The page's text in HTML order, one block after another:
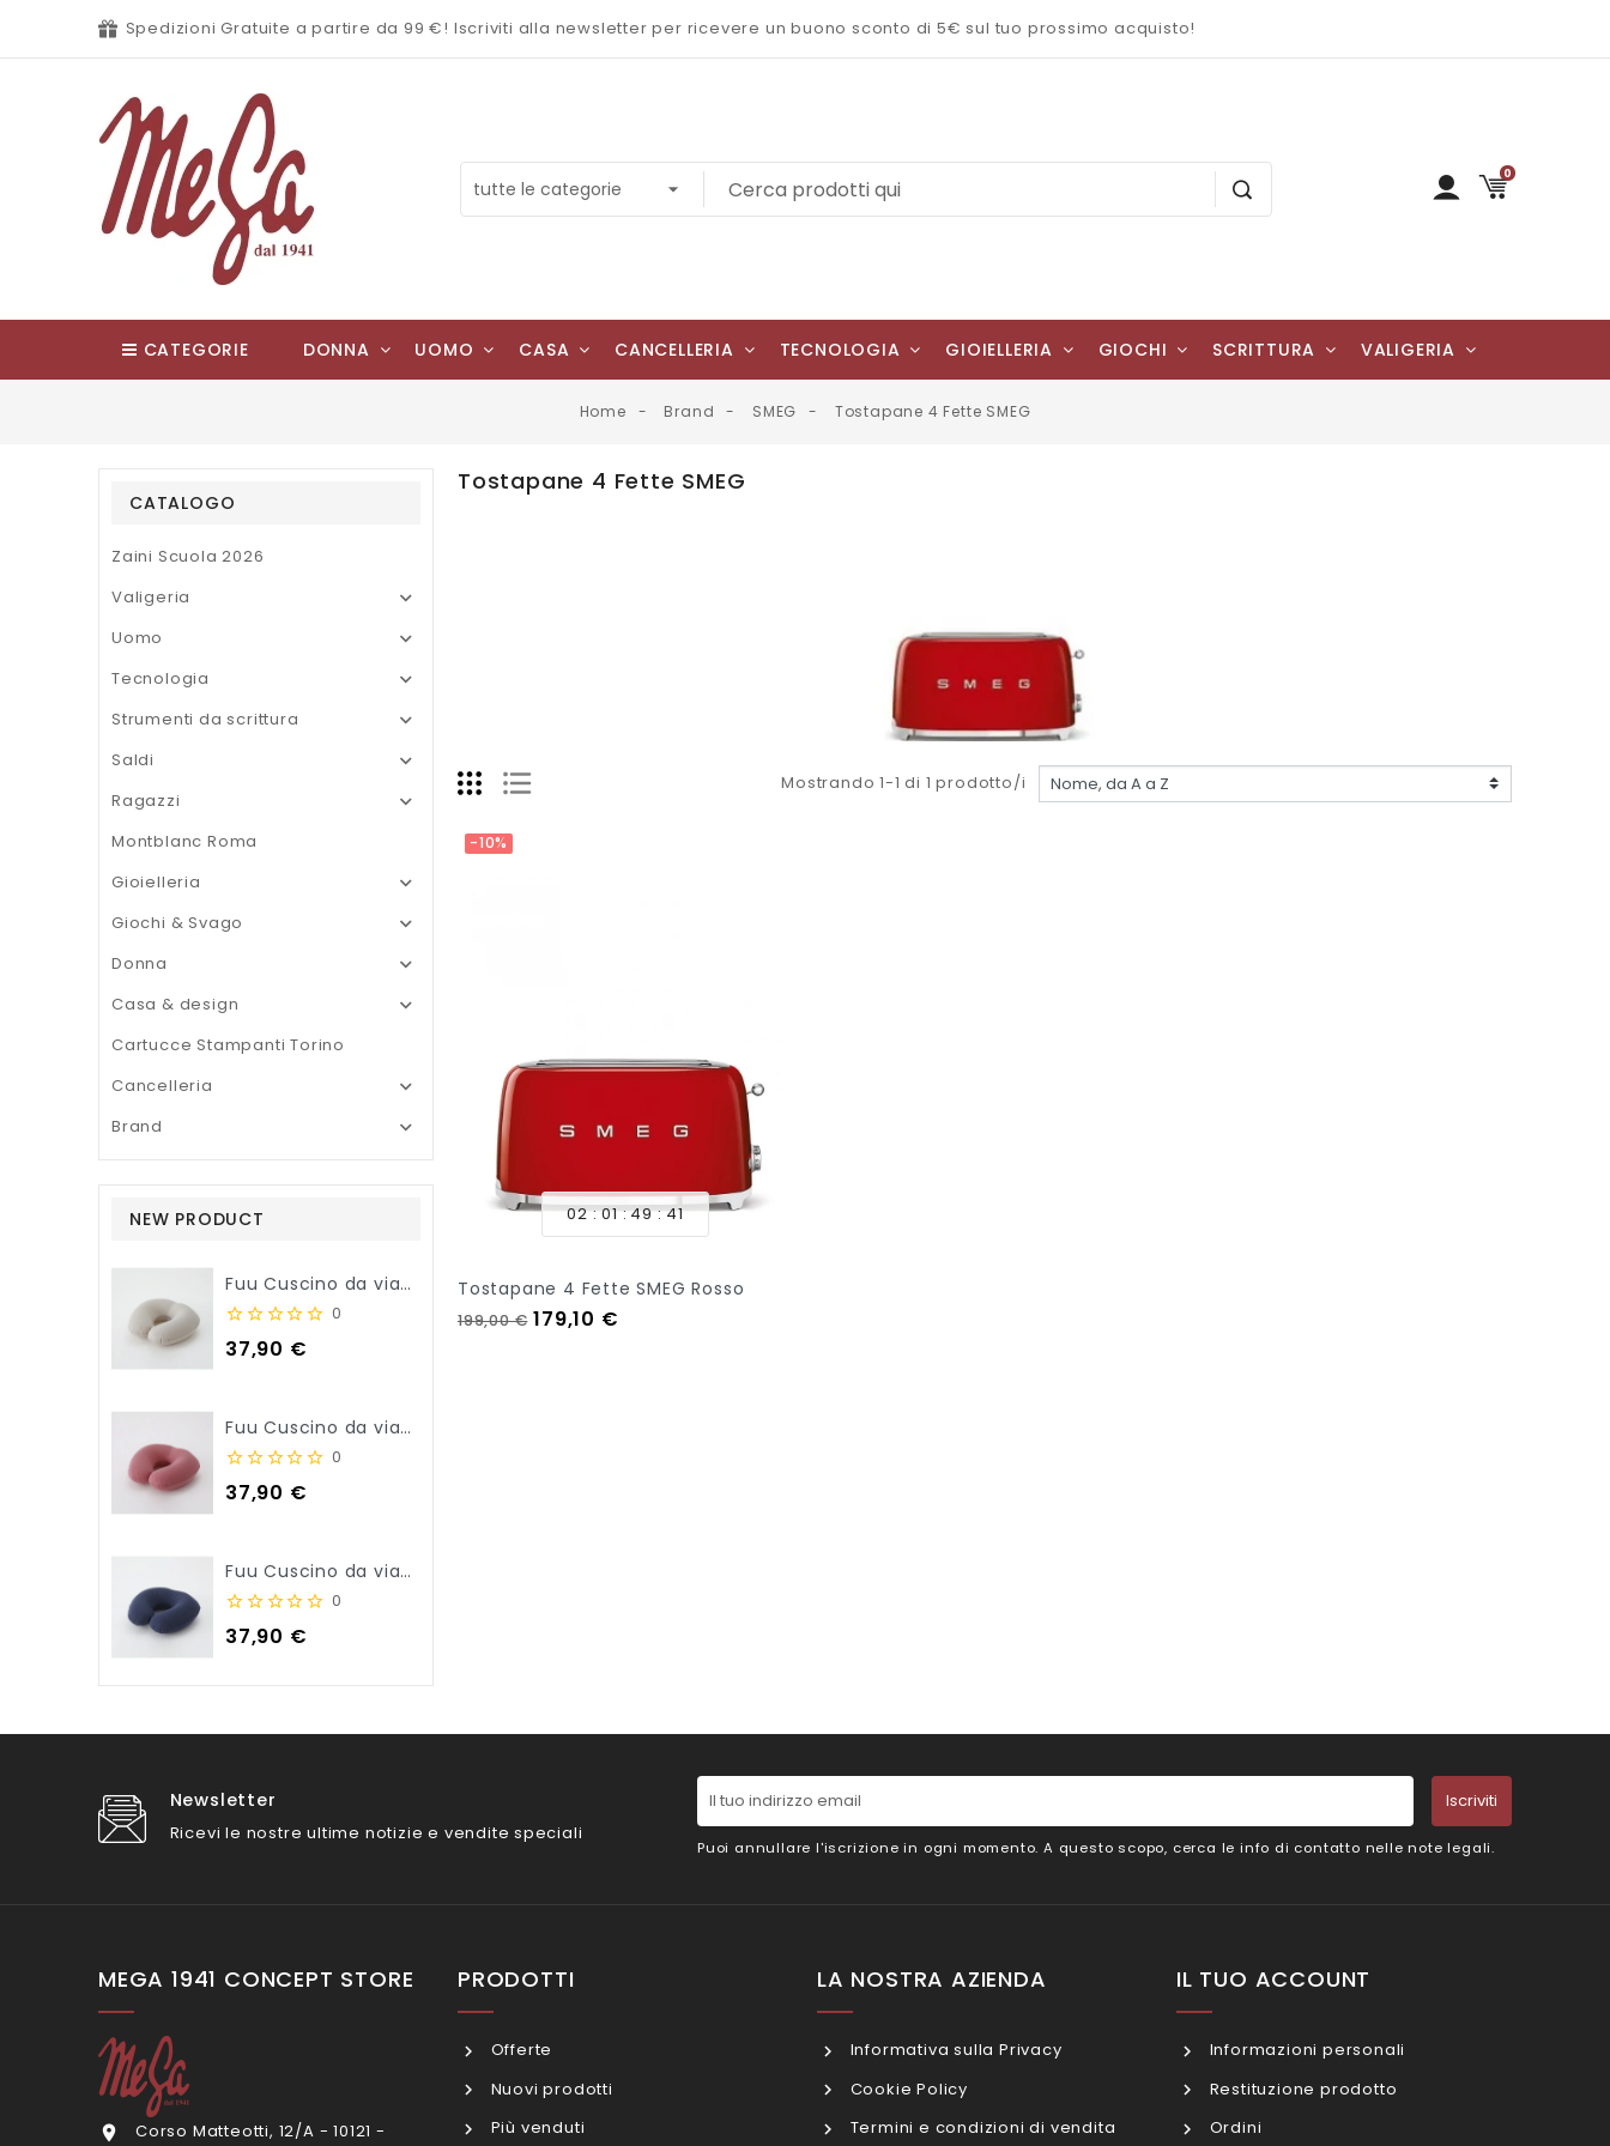
Spedizioni Gratuite a partire da 99 €! Iscriviti alla newsletter per ricevere un buono sconto di 5€ sul tuo prossimo acquisto!
0
CATEGORIE DONNA UOMO CASA CANCELLERIA TECNOLOGIA GIOIELLERIA GIOCHI SCRITTURA VALIGERIA
Home Brand SMEG Tostapane 4 Fette SMEG
CATALOGO
Zaini Scuola 2026
Valigeria

Uomo 
Tecnologia 
Strumenti da scrittura 
Saldi 
Ragazzi 
Montblanc Roma
Gioielleria

Giochi & Svago 
Donna 
Casa & design 
Cartucce Stampanti Torino
Cancelleria

Brand 
NEW PRODUCT
Fuu Cuscino da viaggio per il collo - Beige
0
Prezzo
37,90 €
Fuu Cuscino da viaggio per il collo - Rosa
0
Prezzo
37,90 €
Fuu Cuscino da viaggio per il collo - Blu Navy
0
Prezzo
37,90 €
Tostapane 4 Fette SMEG
Mostrando 1-1 di 1 prodotto/i
-10%
02 01 49 40
Tostapane 4 Fette SMEG Rosso
Prezzo regolare
199,00 € Prezzo
179,10 €
Newsletter
Ricevi le nostre ultime notizie e vendite speciali
Iscriviti
Puoi annullare l'iscrizione in ogni momento. A questo scopo, cerca le info di contatto nelle note legali.
MEGA 1941 CONCEPT STORE
 Corso Matteotti, 12/A - 10121 -
PRODOTTI
Offerte
Nuovi prodotti
Più venduti
LA NOSTRA AZIENDA
Informativa sulla Privacy
Cookie Policy
Termini e condizioni di vendita
IL TUO ACCOUNT
Informazioni personali
Restituzione prodotto
Ordini